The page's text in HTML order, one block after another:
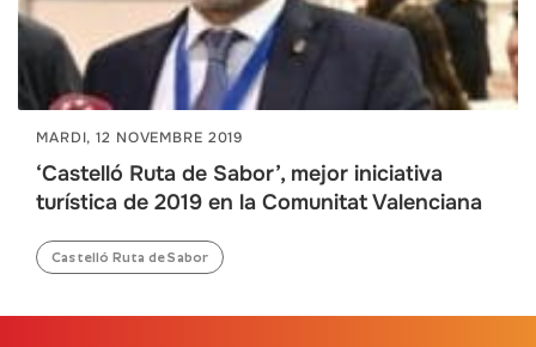
MARDI, 12 NOVEMBRE 2019
‘Castelló Ruta de Sabor’, mejor iniciativa
turística de 2019 en la Comunitat Valenciana
Castelló Ruta de Sabor